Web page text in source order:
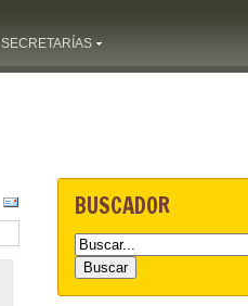
SECRETARÍAS
BUSCADOR